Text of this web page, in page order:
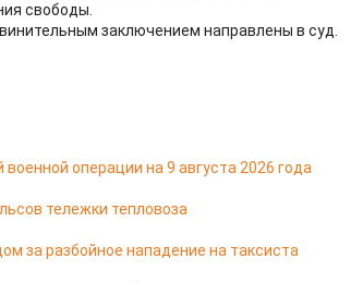
свободы.
заключением направлены в суд.
операции на 9 августа 2026 года
тележки тепловоза
за разбойное нападение на таксиста